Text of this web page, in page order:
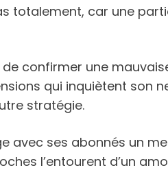
totalement, car une
confirmer une
qui inquiètent son
stratégie.
avec ses abonnés un
l’entourent d’un